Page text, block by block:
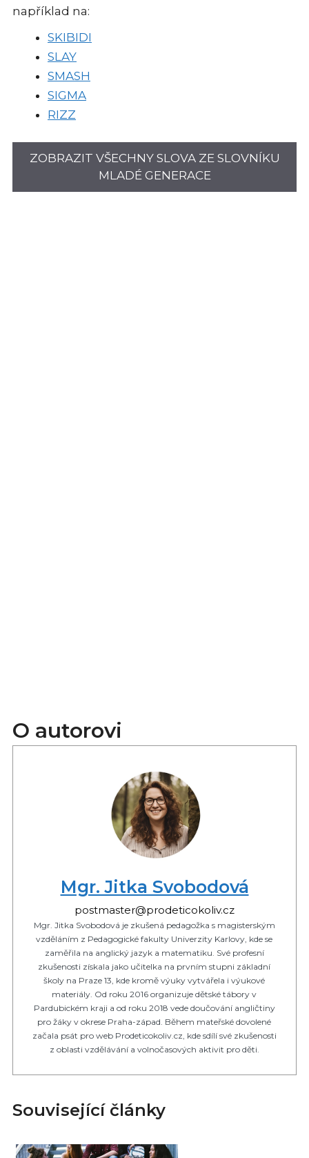
například na:
SKIBIDI
SLAY
SMASH
SIGMA
RIZZ
ZOBRAZIT VŠECHNY SLOVA ZE SLOVNÍKU
MLADÉ GENERACE
O autorovi
Mgr. Jitka Svobodová
postmaster@prodeticokoliv.cz
Mgr. Jitka Svobodová je zkušená pedagožka s magisterským
vzděláním z Pedagogické fakulty Univerzity Karlovy, kde se
zaměřila na anglický jazyk a matematiku. Své profesní
zkušenosti získala jako učitelka na prvním stupni základní
školy na Praze 13, kde kromě výuky vytvářela i výukové
materiály. Od roku 2016 organizuje dětské tábory v
Pardubickém kraji a od roku 2018 vede doučování angličtiny
pro žáky v okrese Praha-západ. Během mateřské dovolené
začala psát pro web Prodeticokoliv.cz, kde sdílí své zkušenosti
z oblasti vzdělávání a volnočasových aktivit pro děti.
Související články